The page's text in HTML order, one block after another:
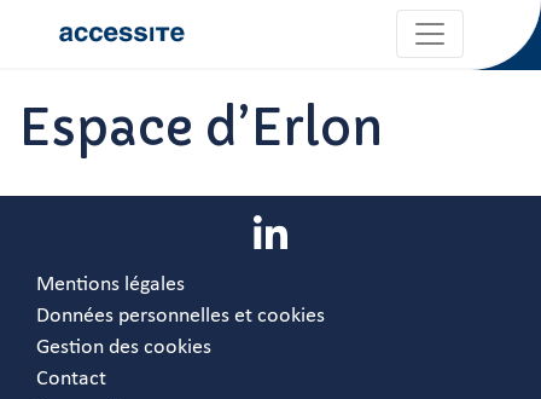
Espace d’Erlon
Mentions légales
Données personnelles et cookies
Gestion des cookies
Contact